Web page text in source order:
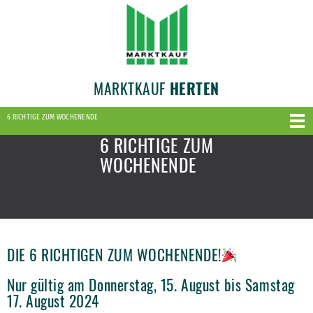
MARKTKAUF HERTEN
6 RICHTIGE ZUM WOCHENENDE
6 RICHTIGE ZUM
WOCHENENDE
DIE 6 RICHTIGEN ZUM WOCHENENDE!
Nur gültig am Donnerstag, 15. August bis Samstag
17. August 2024